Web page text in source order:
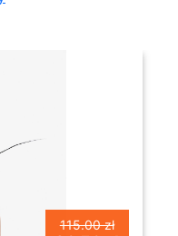
115.00 zł